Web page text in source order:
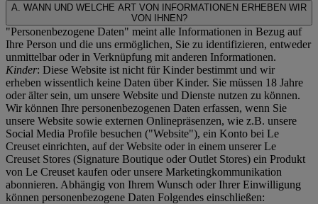
A. WANN UND WELCHE ART VON INFORMATIONEN ERHEBEN WIR
VON IHNEN?
"Personenbezogene Daten" meint alle Informationen in Bezug auf
Ihre Person und die uns ermöglichen, Sie zu identifizieren, entweder
unmittelbar oder in Verknüpfung mit anderen Informationen.
Kinder: Diese Website ist nicht für Kinder bestimmt und wir
erheben wissentlich keine Daten über Kinder. Sie müssen 18 Jahre
oder älter sein, um unsere Website und Dienste nutzen zu können.
Wir können Ihre personenbezogenen Daten erfassen, wenn Sie
unsere Website sowie externen Onlinepräsenzen, wie z.B. unsere
Social Media Profile besuchen ("Website"), ein Konto bei Le
Creuset einrichten, auf der Website oder in einem unserer Le
Creuset Stores (Signature Boutique oder Outlet Stores) ein Produkt
von Le Creuset kaufen oder unsere Marketingkommunikation
abonnieren. Abhängig von Ihrem Wunsch oder Ihrer Einwilligung
können personenbezogene Daten Folgendes einschließen: